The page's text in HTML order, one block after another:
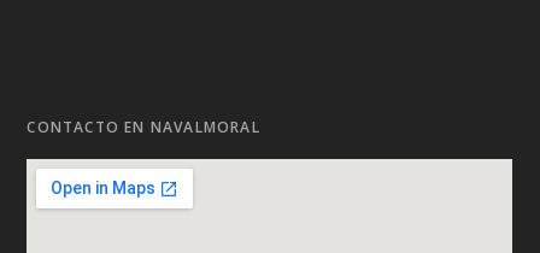
CONTACTO EN NAVALMORAL